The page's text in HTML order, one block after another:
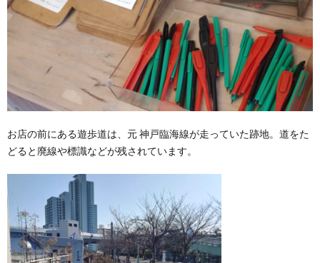
お店の前にある遊歩道は、元 神戸臨海線が走っていた跡地。道をた
どると廃線や標識などが残されています。